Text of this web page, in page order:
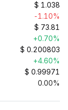
$ 1.038
-1.10%
$ 73.81
+0.70%
$ 0.200803
+4.60%
$ 0.99971
0.00%